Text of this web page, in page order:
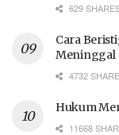
629
Cara
Meninggal
4732
Hukum
11668